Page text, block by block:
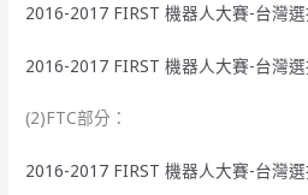
2016-2017 FIRST 機器人大賽-台灣
2016-2017 FIRST 機器人大賽-台灣
(2)FTC部分：
2016-2017 FIRST 機器人大賽-台灣